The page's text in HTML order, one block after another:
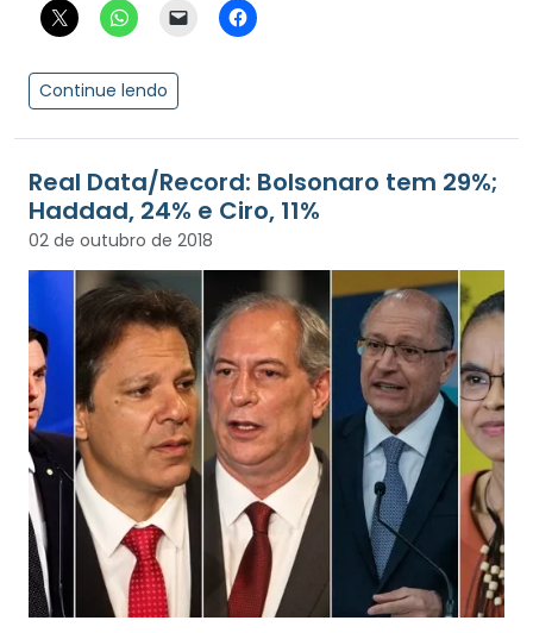
Continue lendo
Real Data/Record: Bolsonaro tem 29%;
Haddad, 24% e Ciro, 11%
02 de outubro de 2018